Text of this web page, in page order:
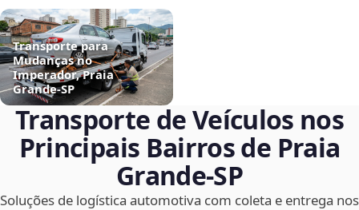
Transporte para
Mudanças no
Imperador, Praia
Grande‑SP
Transporte de Veículos nos
Principais Bairros de Praia
Grande‑SP
Soluções de logística automotiva com coleta e entrega nos